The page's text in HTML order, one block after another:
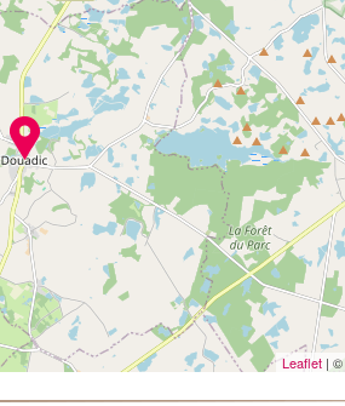
Leaflet| ©